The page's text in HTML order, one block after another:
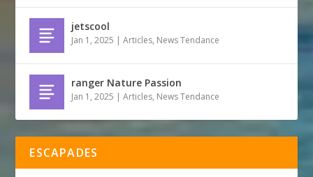
jetscool
Jan 1, 2025 |Articles, News Tendance
ranger Nature Passion
Jan 1, 2025 |Articles, News Tendance
ESCAPADES